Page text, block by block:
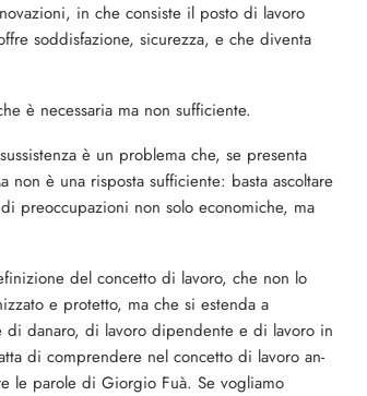
in che consiste il posto di la­voro
soddisfazione, sicurezza, e che diventa
è necessaria ma non sufficiente.
è un problema che, se presenta
è una risposta sufficiente: basta ascoltare
preoccupazioni non solo eco­nomiche, ma
del concetto di lavoro, che non lo
e protetto, ma che si estenda a
danaro, di lavoro dipendente e di lavoro in
di comprende­re nel concetto di lavoro an­
le paro­le di Giorgio Fuà. Se voglia­mo